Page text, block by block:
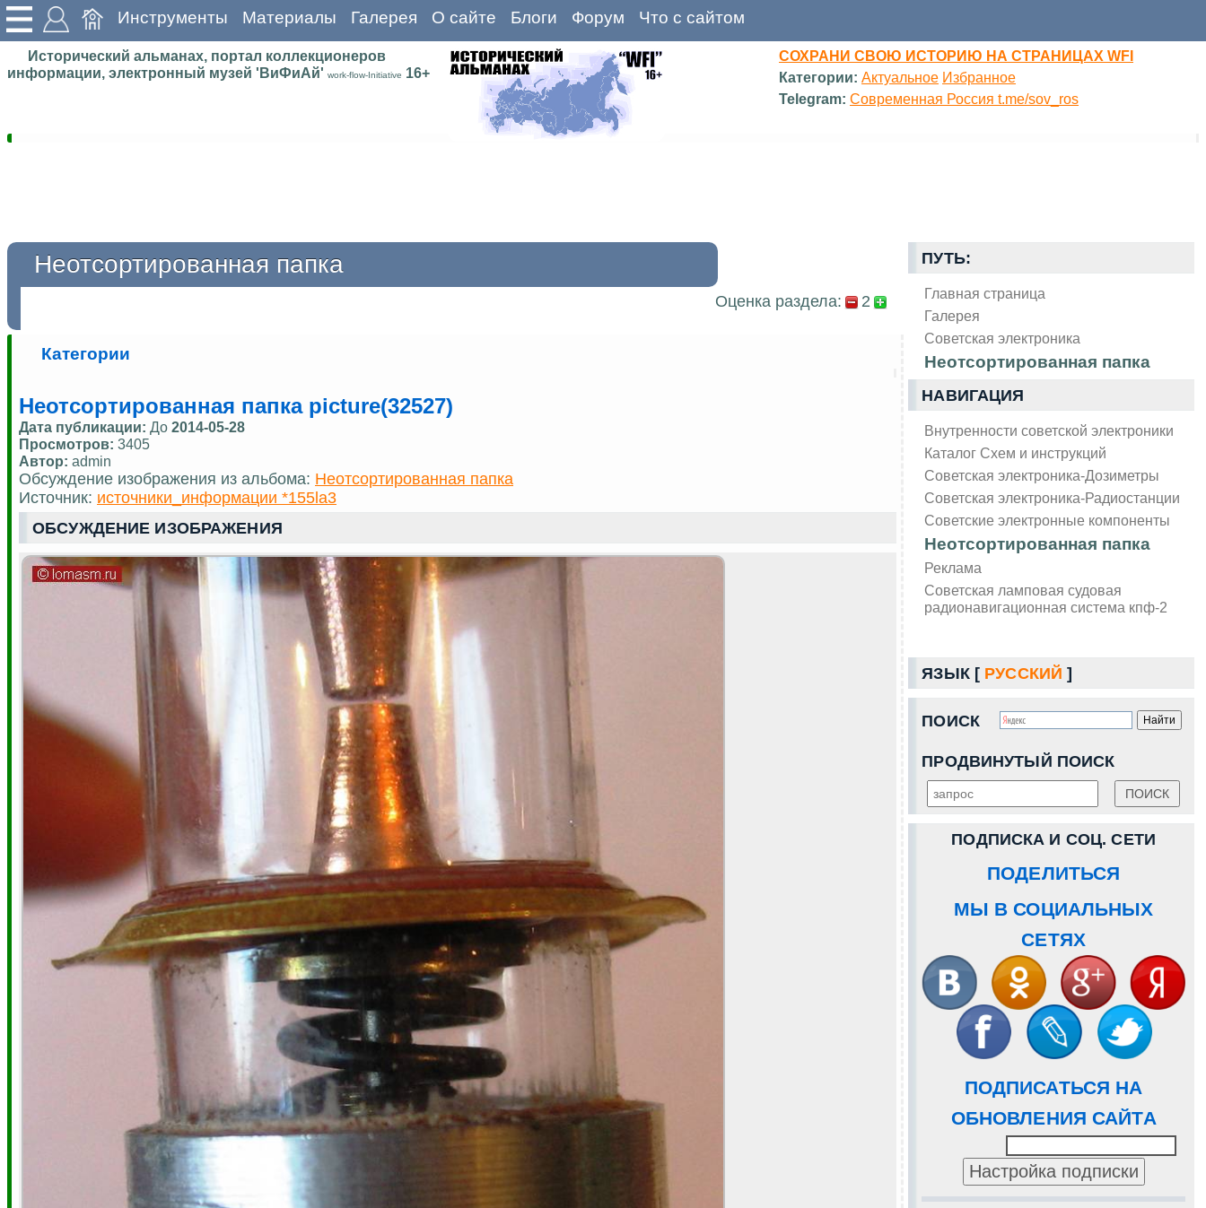
Инструменты Материалы Галерея О сайте Блоги Форум Что с сайтом
Исторический альманах, портал коллекционеров
информации, электронный музей 'ВиФиАй' work-flow-Initiative 16+
СОХРАНИ СВОЮ ИСТОРИЮ НА СТРАНИЦАХ WFI
Категории: Актуальное Избранное
Telegram: Современная Россия t.me/sov_ros
ПУТЬ:
Главная страница
Галерея
Советская электроника
Неотсортированная папка
НАВИГАЦИЯ
Внутренности советской электроники
Каталог Схем и инструкций
Советская электроника-Дозиметры
Советская электроника-Радиостанции
Советские электронные компоненты
Неотсортированная папка
Реклама
Советская ламповая судовая
радионавигационная система кпф-2
ЯЗЫК [ РУССКИЙ ]
ПОИСК
ПРОДВИНУТЫЙ ПОИСК
ПОДПИСКА И СОЦ. СЕТИ
ПОДЕЛИТЬСЯ
МЫ В СОЦИАЛЬНЫХ
СЕТЯХ
ПОДПИСАТЬСЯ НА
ОБНОВЛЕНИЯ САЙТА
Неотсортированная папка
Оценка раздела: 2
Категории
Неотсортированная папка picture(32527)
Дата публикации: До 2014-05-28
Просмотров: 3405
Автор: admin
Обсуждение изображения из альбома: Неотсортированная папка
Источник: источники_информации *155la3
ОБСУЖДЕНИЕ ИЗОБРАЖЕНИЯ